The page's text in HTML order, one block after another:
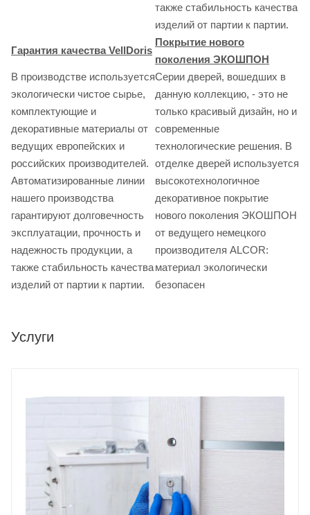
также стабильность качества
изделий от партии к партии.
Гарантия качества VellDoris
Покрытие нового
поколения ЭКОШПОН
В производстве используется
экологически чистое сырье,
комплектующие и
декоративные материалы от
ведущих европейских и
российских производителей.
Автоматизированные линии
нашего производства
гарантируют долговечность
эксплуатации, прочность и
надежность продукции, а
также стабильность качества
изделий от партии к партии.
Серии дверей, вошедших в
данную коллекцию, - это не
только красивый дизайн, но и
современные
технологические решения. В
отделке дверей используется
высокотехнологичное
декоративное покрытие
нового поколения ЭКОШПОН
от ведущего немецкого
производителя ALCOR:
материал экологически
безопасен
Услуги